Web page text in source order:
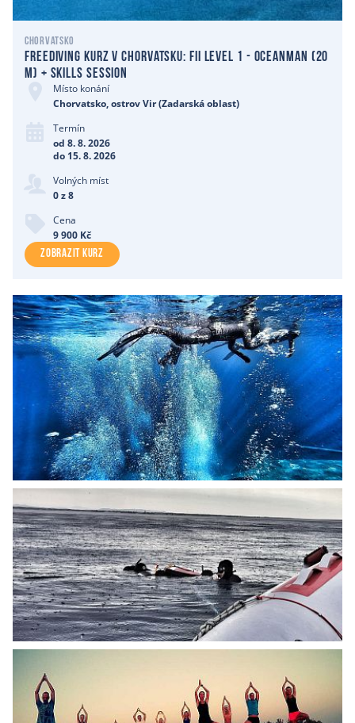
Chorvatsko
Freediving kurz v Chorvatsku: Fii level 1 - Oceanman (20
m) + skills session
Místo konání
Chorvatsko, ostrov Vir (Zadarská oblast)
Termín
od 8. 8. 2026
do 15. 8. 2026
Volných míst
0 z 8
Cena
9 900 Kč
ZOBRAZIT KURZ